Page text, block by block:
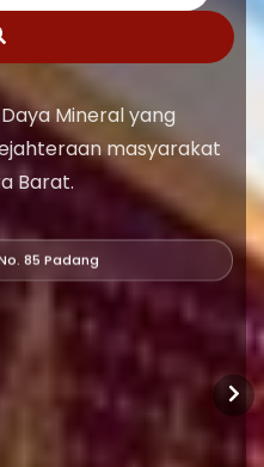
Mineral yang
masyarakat
Barat.
85 Padang